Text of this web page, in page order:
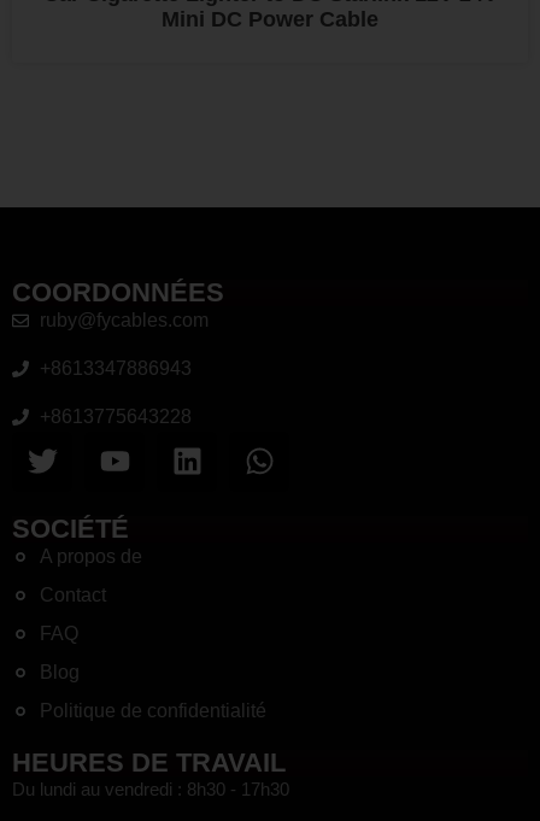
Mini DC Power Cable
COORDONNÉES
ruby@fycables.com
+8613347886943
+8613775643228
SOCIÉTÉ
A propos de
Contact
FAQ
Blog
Politique de confidentialité
HEURES DE TRAVAIL
Du lundi au vendredi : 8h30 - 17h30